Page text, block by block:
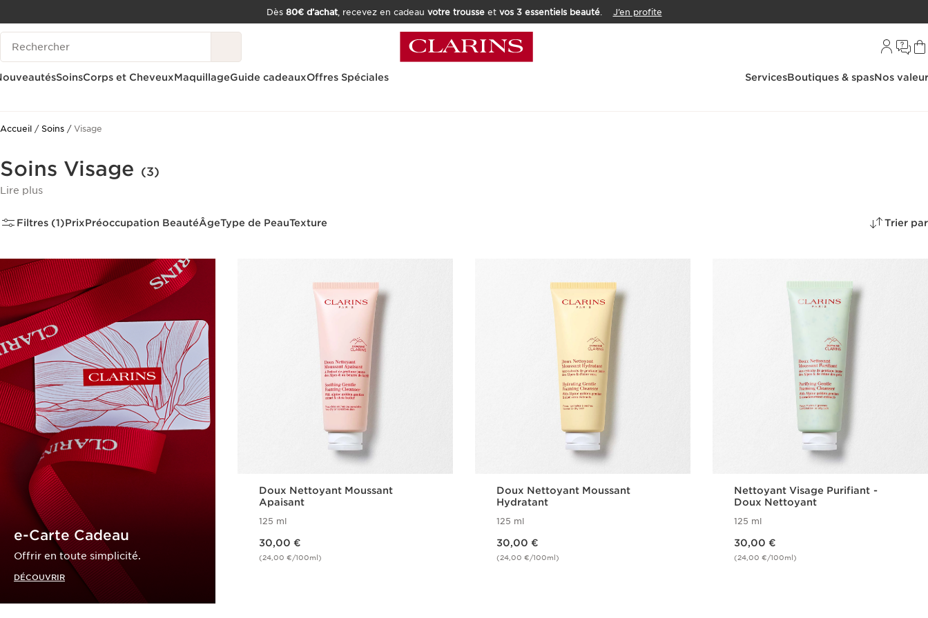
ALLER AU CONTENU
CONSULTER LE PIED DE PAGE
OUTIL D'ACCESSIBILITÉ
Dès 80€ d’achat, recevez en cadeau votre trousseet vos 3 essentiels beauté. J’en profite
Historique des recherches
SoinsCorps et CheveuxMaquillageGuide cadeauxOffres Spéciales ServicesBoutiques & spasNos
Accueil Soins Visage
Soins Visage (3)
Lire plus
Filtres (1)PrixPréoccupation BeautéÂgeType de PeauTexture Trier par
e-Carte Cadeau
Offrir en toute simplicité.
DÉCOUVRIR
Doux Nettoyant Moussant
Apaisant
125 ml
30,00 €
(24,00 €/100ml)
Doux Nettoyant Moussant
Hydratant
125 ml
30,00 €
(24,00 €/100ml)
Nettoyant Visage Purifiant​ -
Doux Nettoyant
125 ml
30,00 €
(24,00 €/100ml)